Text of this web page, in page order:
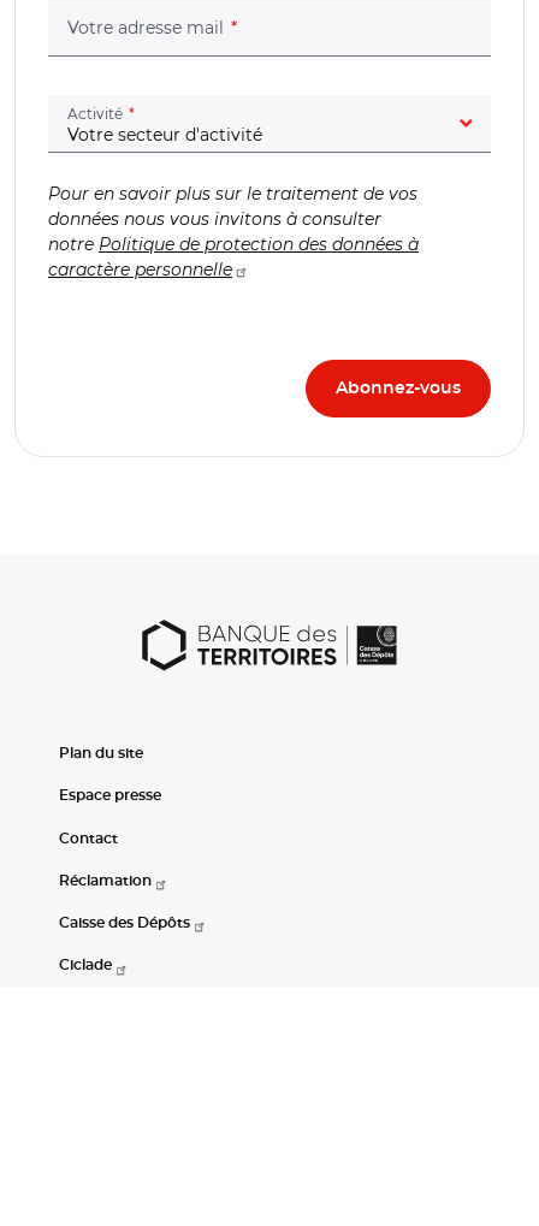
Votre adresse mail (champ obligatoire)
Activité (champ obligatoire)
Pour en savoir plus sur le traitement de vos
données nous vous invitons à consulter
notre Politique de protection des données à
caractère personnelle
Plan du site
Espace presse
Contact
Réclamation
Caisse des Dépôts
Ciclade